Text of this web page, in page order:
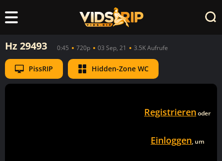
Hz 29493 0:45 720p 03 Sep, 21 3.5K Aufrufe
PissRIP Hidden-Zone WC
Registrieren oder
Einloggen, um